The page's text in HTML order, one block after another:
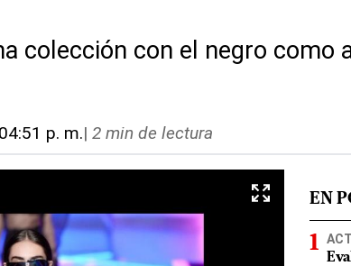
colección con el negro como
p. m.| 2 min de lectura
EN